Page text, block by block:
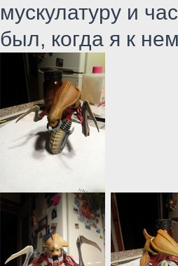
мускулатуру и
был, когда я к